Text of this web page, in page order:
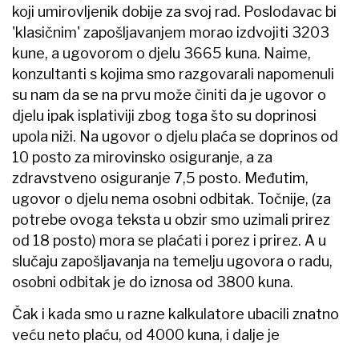
koji umirovljenik dobije za svoj rad. Poslodavac bi
'klasičnim' zapošljavanjem morao izdvojiti 3203
kune, a ugovorom o djelu 3665 kuna. Naime,
konzultanti s kojima smo razgovarali napomenuli
su nam da se na prvu može činiti da je ugovor o
djelu ipak isplativiji zbog toga što su doprinosi
upola niži. Na ugovor o djelu plaća se doprinos od
10 posto za mirovinsko osiguranje, a za
zdravstveno osiguranje 7,5 posto. Međutim,
ugovor o djelu nema osobni odbitak. Točnije, (za
potrebe ovoga teksta u obzir smo uzimali prirez
od 18 posto) mora se plaćati i porez i prirez. A u
slučaju zapošljavanja na temelju ugovora o radu,
osobni odbitak je do iznosa od 3800 kuna.
Čak i kada smo u razne kalkulatore ubacili znatno
veću neto plaću, od 4000 kuna, i dalje je